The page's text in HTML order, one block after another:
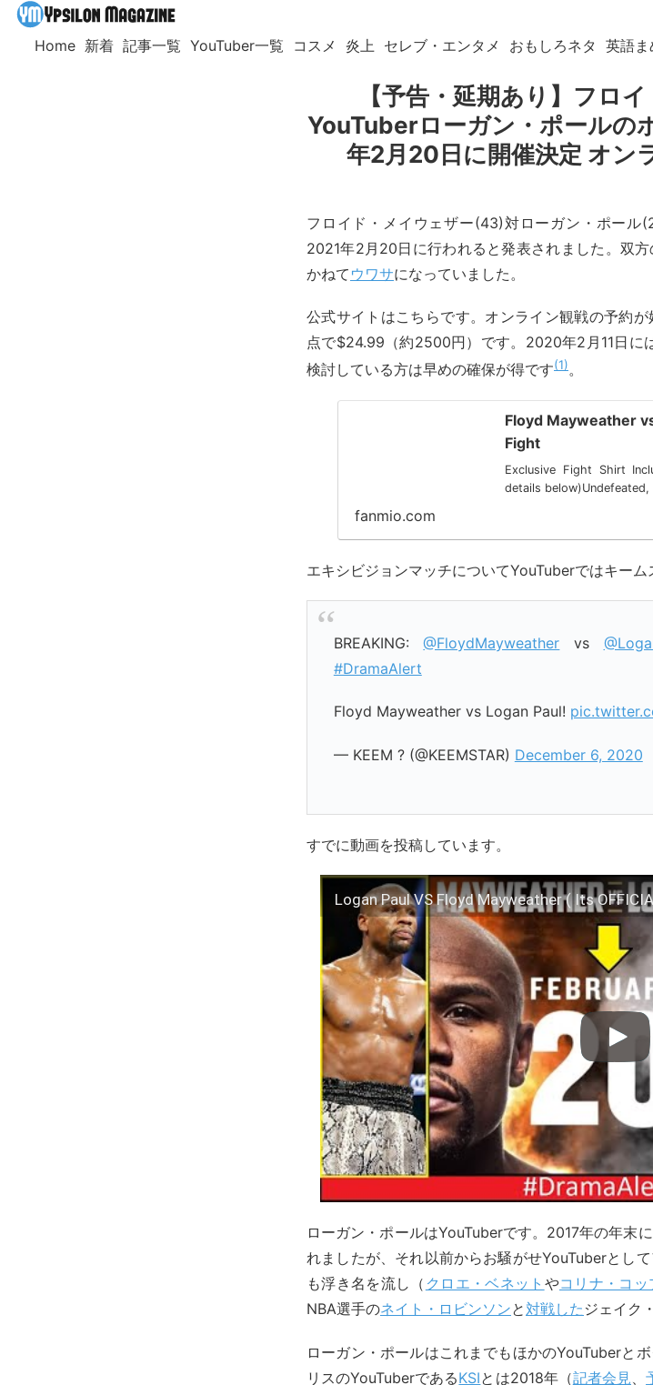
Home 新着 記事一覧 YouTuber一覧 コスメ 炎上 セレブ・エンタメ おもしろネタ 英語
【予告・延期あり】フロ
YouTuberローガン・ポールの
年2月20日に開催決定 オン
フロイド・メイウェザー(43)対ローガン・ポール
2021年2月20日に行われると発表されました。双
かねて ウワサになっていました。
公式サイトはこちらです。オンライン観戦の予約
点で$24.99（約2500円）です。2020年2月11日に
検討している方は早めの確保が得です 1 。
Floyd Mayweather
Fight
Exclusive Fight Shirt
details
fanmio.com
エキシビジョンマッチについてYouTuberではキーム
BREAKING:@FloydMayweather vs
#DramaAlert
Floyd Mayweather vs Logan Paul!
— KEEM ? (@KEEMSTAR) December 6, 2020
すでに動画を投稿しています。
ローガン・ポールはYouTuberです。2017年の年末
れましたが、それ以前からお騒がせYouTuberとし
も浮き名を流し（ クロエ・ベネット やコリナ・コッ
NBA選手のネイト・ロビンソンと 対戦した ジェイク
ローガン・ポールはこれまでもほかのYouTuberと
リスのYouTuberであるKSIとは2018年（記者会見 、